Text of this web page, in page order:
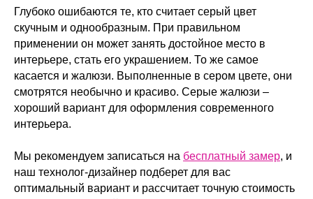
Глубоко ошибаются те, кто считает серый цвет
скучным и однообразным. При правильном
применении он может занять достойное место в
интерьере, стать его украшением. То же самое
касается и жалюзи. Выполненные в сером цвете, они
смотрятся необычно и красиво. Серые жалюзи –
хороший вариант для оформления современного
интерьера.
Мы рекомендуем записаться на бесплатный замер, и
наш технолог-дизайнер подберет для вас
оптимальный вариант и рассчитает точную стоимость